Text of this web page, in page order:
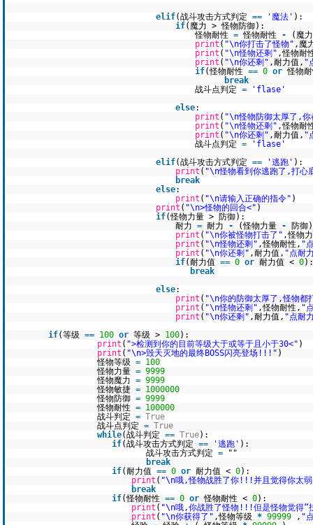
elif(战斗攻击方式判定 == '魔法' ):
if(魔力 > 怪物防御):
怪物耐性 = 怪物耐性 -
(魔
print ( "\n你打击了怪物" ,魔
print ( "\n怪物还剩" ,怪物耐
print ( "\n你还剩" ,耐力值, "
if(怪物耐性 == 0 or 怪物
break
战斗点判定 =
'flase'
else:
print ( "\n怪物防御太厚了,你
print ( "\n怪物还剩" ,怪物耐
print ( "\n你还剩" ,耐力值, "
战斗点判定 =
'flase'
elif(战斗攻击方式判定 == '逃跑' ):
print ( "\n怪物看到你逃跑了,打心
break
else:
print ( "\n请输入正确的指令" )
print ( "\n>怪物的回合<" )
if(怪物力量 > 防御):
耐力 = 耐力 - (怪物力量 -
防御)
print ( "\n你被怪物打击了" ,怪物
print ( "\n怪物还剩" ,怪物耐性, "
print ( "\n你还剩" ,耐力值, "点耐
if(耐力值 == 0 or 耐力值 < 0):
break
else:
print ( "\n你的防御太厚了,怪物都
print ( "\n怪物还剩" ,怪物耐性, "
print ( "\n你还剩" ,耐力值, "点耐
if(等级 == 100 or 等级 > 100):
print ( ">检测到你的目前等级大于或等于且小于30<" )
print ( "\n>毁天灭地的最终BOSS闪亮登场!!!" )
怪物等级 = 100
怪物力量 = 9999
怪物魔力 = 9999
怪物敏捷 = 1000000
怪物防御 = 9999
怪物耐性 = 100000
战斗判定 = True
战斗点判定 = True
while(战斗判定 == True):
if(战斗攻击方式判定 == '逃跑' ):
战斗攻击方式判定 =
""
break
if(耐力值 == 0 or 耐力值 < 0):
print ( "\n哦,怪物战胜了你!!!并且觉得你太
break
if(怪物耐性 == 0 or 怪物耐性 < 0):
print ( "\n哦,你战胜了怪物!!!但是怪物觉得“
print ( "\n你获得了" ,怪物等级 * 99999 , "